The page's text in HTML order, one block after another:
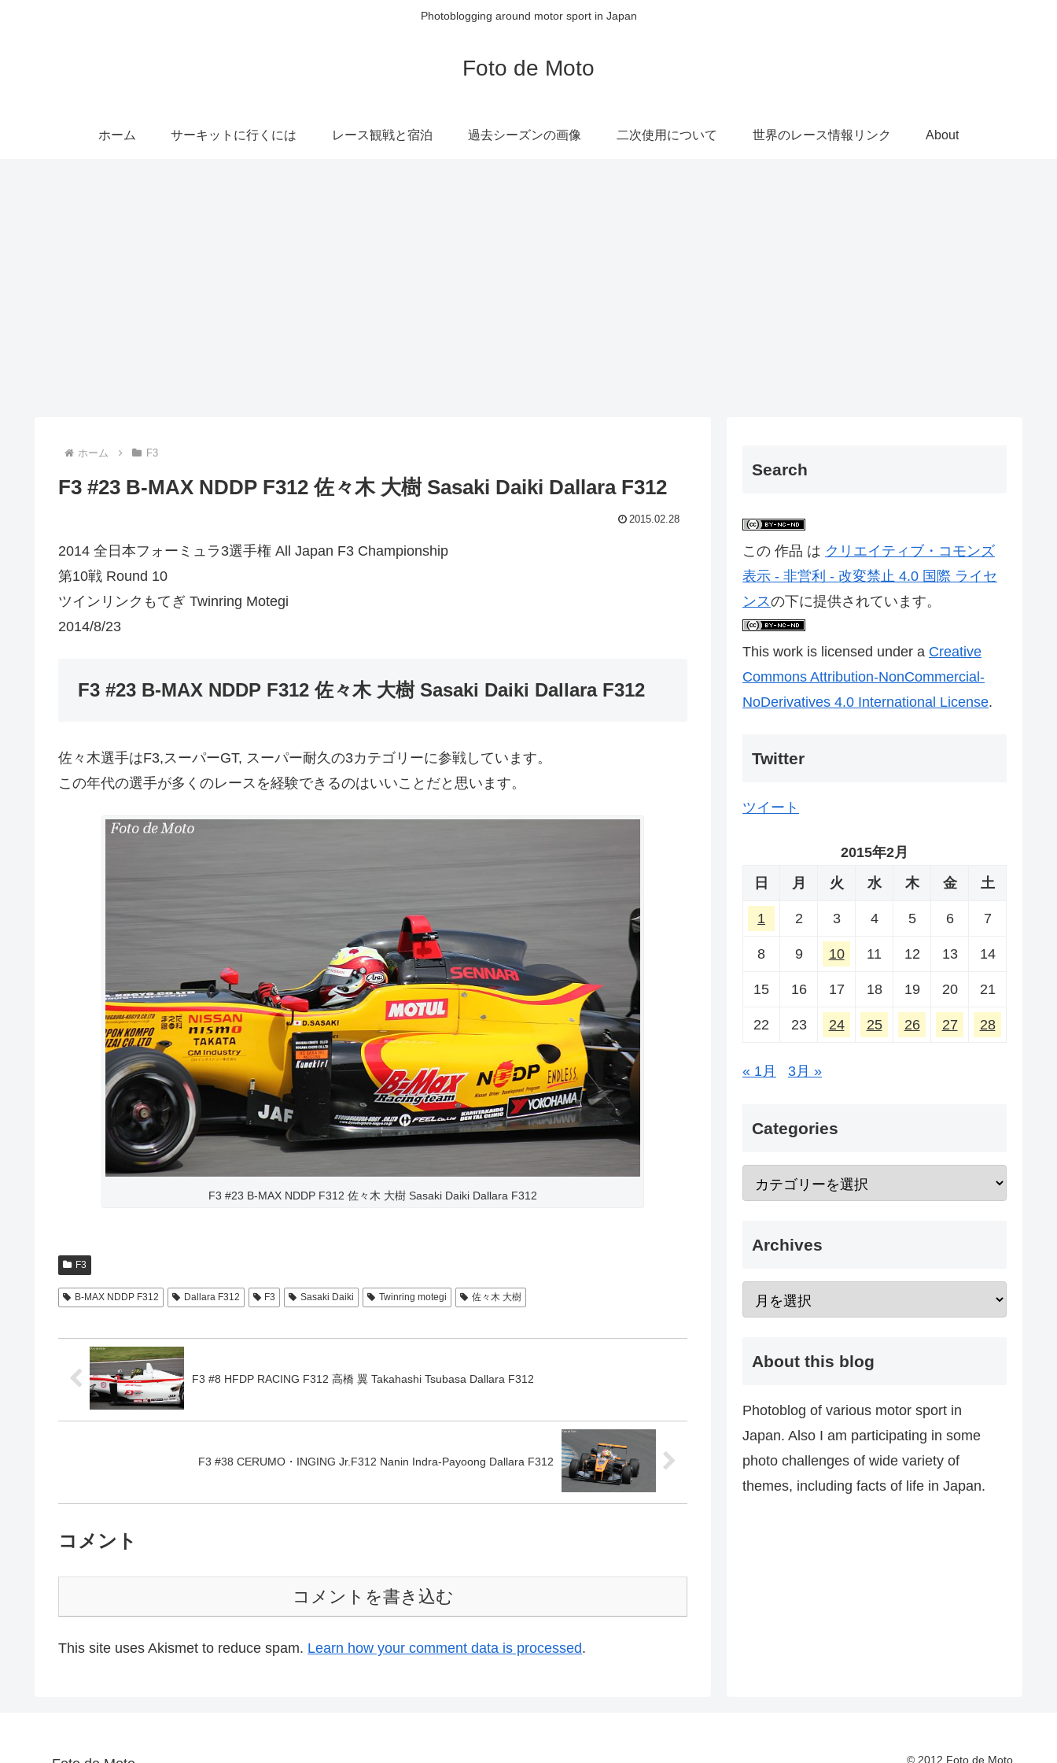
Photoblogging around motor sport in Japan
Foto de Moto
ホーム サーキットに行くには レース観戦と宿泊 過去シーズンの画像 二次使用について 世界のレース情報リンク About
ホーム F3
F3 #23 B-MAX NDDP F312 佐々木 大樹 Sasaki Daiki Dallara F312
2015.02.28
2014 全日本フォーミュラ3選手権 All Japan F3 Championship
第10戦 Round 10
ツインリンクもてぎ Twinring Motegi
2014/8/23
F3 #23 B-MAX NDDP F312 佐々木 大樹 Sasaki Daiki Dallara F312
佐々木選手はF3,スーパーGT, スーパー耐久の3カテゴリーに参戦しています。
この年代の選手が多くのレースを経験できるのはいいことだと思います。
F3 #23 B-MAX NDDP F312 佐々木 大樹 Sasaki Daiki Dallara F312
F3
B-MAX NDDP F312 Dallara F312 F3 Sasaki Daiki Twinring motegi 佐々木 大樹
F3 #8 HFDP RACING F312 高橋 翼 Takahashi Tsubasa Dallara F312
F3 #38 CERUMO・INGING Jr.F312 Nanin Indra-Payoong Dallara F312
コメント
コメントを書き込む
This site uses Akismet to reduce spam. Learn how your comment data is processed.
Search
この 作品 は クリエイティブ・コモンズ
表示 - 非営利 - 改変禁止 4.0 国際 ライセ
ンスの下に提供されています。
This work is licensed under a Creative
Commons Attribution-NonCommercial-
NoDerivatives 4.0 International License.
Twitter
ツイート
2015年2月
日
月 火 水 木 金 土
1 2 3 4 5 6 7
8 9 10 11 12 13 14
15 16 17 18 19 20 21
22 23 24 25 26 27 28
« 1月 3月 »
Categories
Archives
About this blog
Photoblog of various motor sport in
Japan. Also I am participating in some
photo challenges of wide variety of
themes, including facts of life in Japan.
© 2012 Foto de Moto.